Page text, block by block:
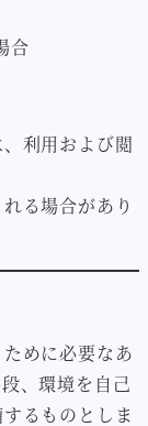
合
利用および閲
る場合があり
めに必要なあ
、環境を自己
るものとしま